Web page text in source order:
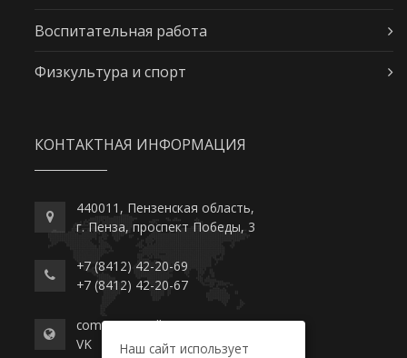
Воспитательная работа
Физкультура и спорт
КОНТАКТНАЯ ИНФОРМАЦИЯ
440011, Пензенская область,
г. Пенза, проспект Победы, 3
+7 (8412) 42-20-69
+7 (8412) 42-20-67
commerce-college.ru
VK
Наш сайт использует